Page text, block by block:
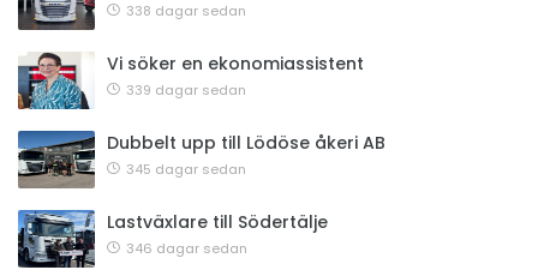
338 dagar sedan
Vi söker en ekonomiassistent
339 dagar sedan
Dubbelt upp till Lödöse åkeri AB
345 dagar sedan
Lastväxlare till Södertälje
346 dagar sedan